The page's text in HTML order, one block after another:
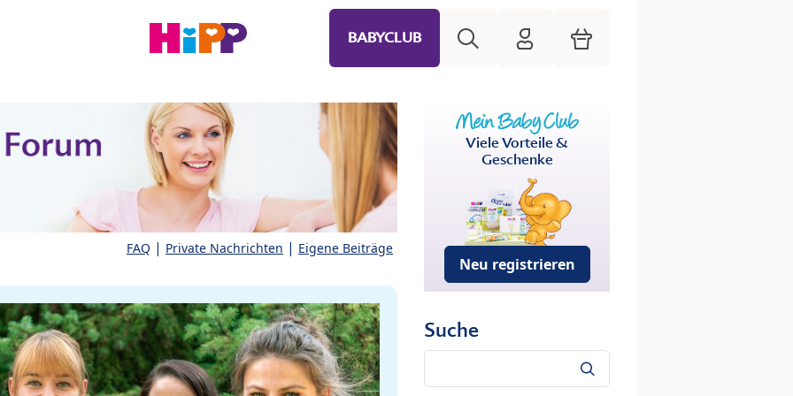
BABYCLUB HiPP Mein Babyclub
Warenkorb
FAQ | Private Nachrichten | Eigene Beiträge
Viele Vorteile &
Geschenke
Neu registrieren
Suche